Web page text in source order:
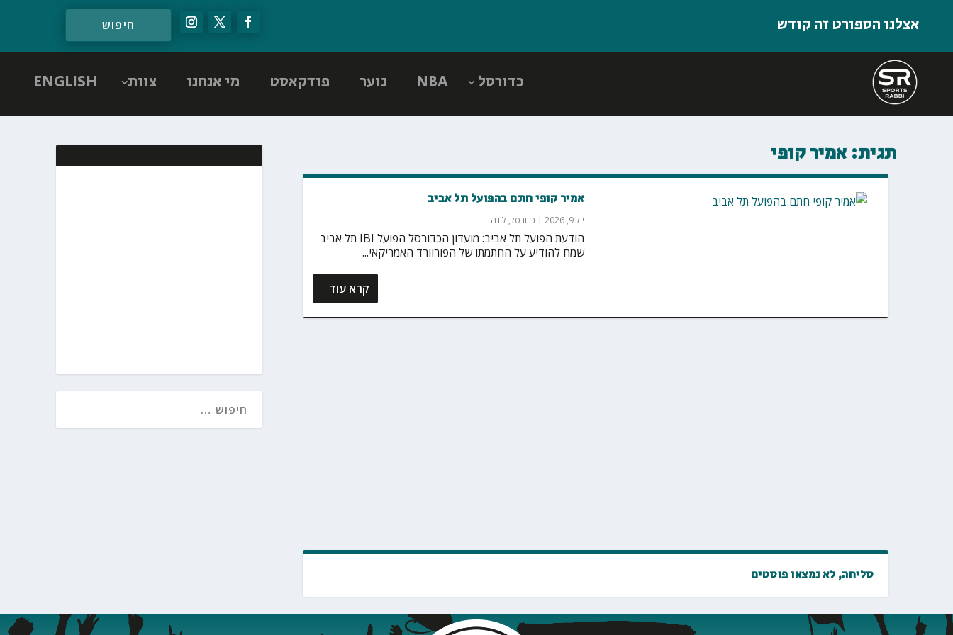
אצלנו הספורט זה קודש
כדורסל NBA נוער פודקאסט מי אנחנו צוות ENGLISH
תגית: אמיר קופי
אמיר קופי חתם בהפועל תל אביב
יול 9, 2026 | כדורסל, ליגה
הודעת הפועל תל אביב: מועדון הכדורסל הפועל IBI תל אביב
שמח להודיע על החתמתו של הפורוורד האמריקאי...
קרא עוד
סליחה, לא נמצאו פוסטים